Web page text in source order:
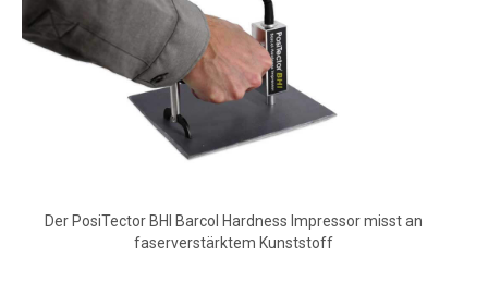
Der PosiTector BHI Barcol Hardness Impressor misst an
faserverstärktem Kunststoff